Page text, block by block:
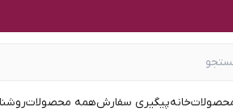
خانهپیگیری سفارشهمه محصولات